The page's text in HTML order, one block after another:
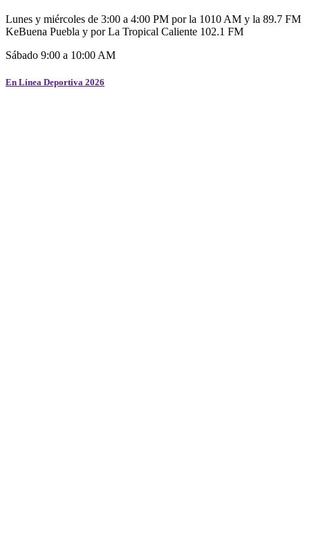
Lunes y miércoles de 3:00 a 4:00 PM por la 1010 AM y la 89.7 FM
KeBuena Puebla y por La Tropical Caliente 102.1 FM
Sábado 9:00 a 10:00 AM
En Línea Deportiva 2026